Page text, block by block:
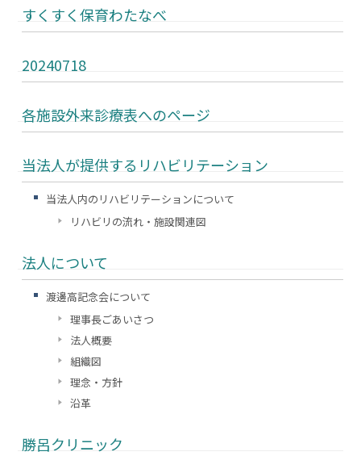
すくすく保育わたなべ
20240718
各施設外来診療表へのページ
当法人が提供するリハビリテーション
当法人内のリハビリテーションについて
リハビリの流れ・施設関連図
法人について
渡邊高記念会について
理事長ごあいさつ
法人概要
組織図
理念・方針
沿革
勝呂クリニック